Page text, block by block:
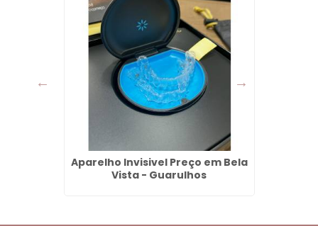
Aparelho Invisivel Preço em Bela
Vista - Guarulhos